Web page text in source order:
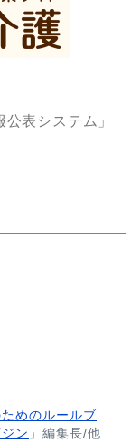
表システム」
めのルールブ
ン 」編集長/他